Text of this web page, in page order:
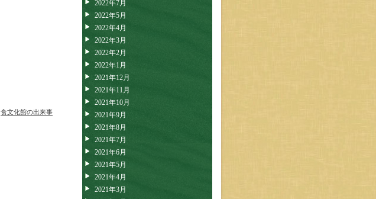
食文化館の出来事
2022年7月
2022年5月
2022年4月
2022年3月
2022年2月
2022年1月
2021年12月
2021年11月
2021年10月
2021年9月
2021年8月
2021年7月
2021年6月
2021年5月
2021年4月
2021年3月